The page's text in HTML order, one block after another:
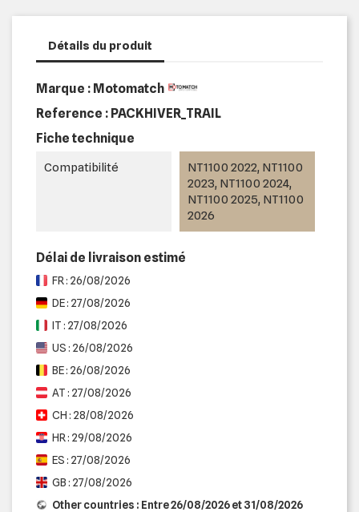
Détails du produit
Marque : Motomatch
Reference : PACKHIVER_TRAIL
Fiche technique
Compatibilité
NT1100 2022, NT1100
2023, NT1100 2024,
NT1100 2025, NT1100
2026
Délai de livraison estimé
FR : 26/08/2026
DE : 27/08/2026
IT : 27/08/2026
US : 26/08/2026
BE : 26/08/2026
AT : 27/08/2026
CH : 28/08/2026
HR : 29/08/2026
ES : 27/08/2026
GB : 27/08/2026
Other countries : Entre 26/08/2026 et 31/08/2026